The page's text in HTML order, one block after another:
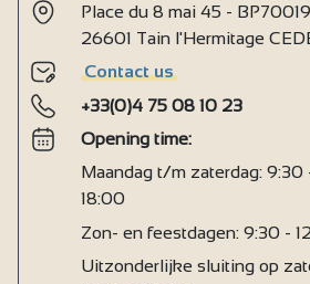
Place du 8 mai 45 - BP70019
26601 Tain l'Hermitage
Contact us
+33(0)4 75 08 10 23
Opening time:
Maandag t/m zaterdag: 9:30
18:00
Zon- en feestdagen: 9:30 -
Uitzonderlijke sluiting op